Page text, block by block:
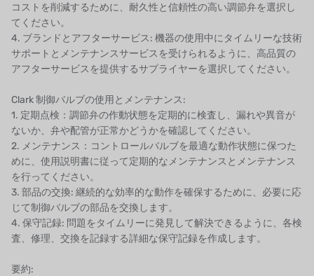
コストを削減するために、耐久性と信頼性の高い調節弁を選択し
てください。
4. ブランドとアフターサービス: 機器の使用中にタイムリーな技術
サポートとメンテナンスサービスを受けられるように、高品質の
アフターサービスを提供するサプライヤーを選択してください。
Clark 制御バルブの使用とメンテナンス:
1. 定期点検：調節弁の作動状態を定期的に検査し、漏れや異音が
ないか、弁や配管が正常かどうかを確認してください。
2. メンテナンス：コントロールバルブを最適な動作状態に保つた
めに、使用説明書に従って定期的なメンテナンスとメンテナンス
を行ってください。
3. 部品の交換: 継続的な効率的な動作を確保するために、必要に応
じて制御バルブの部品を交換します。
4. 保守記録: 問題をタイムリーに発見して解決できるように、各検
査、修理、交換を記録する詳細な保守記録を作成します。
要約: